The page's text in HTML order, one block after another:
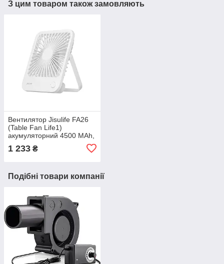
З цим товаром також замовляють
Вентилятор Jisulife FA26
(Table Fan Life1)
акумуляторний 4500 MAh,
настільний, портативний,
USB
1 233 ₴
Подібні товари компанії